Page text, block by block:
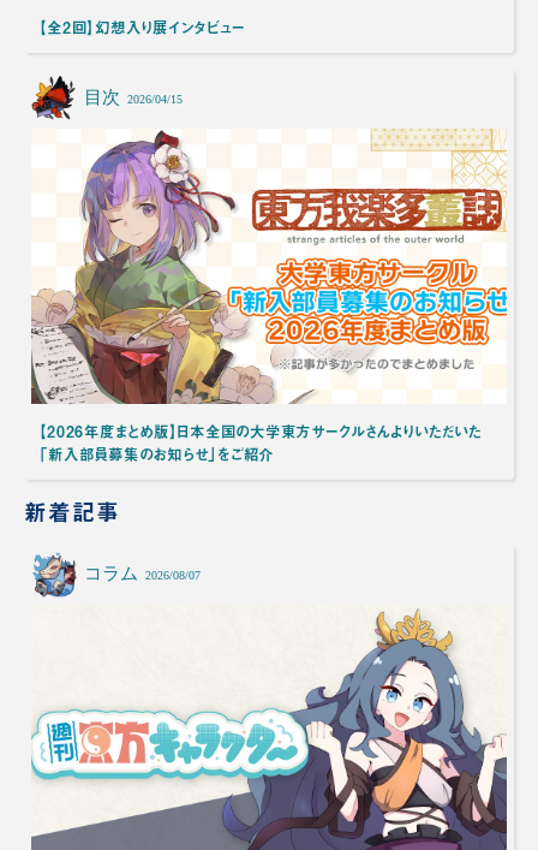
【全2回】幻想入り展インタビュー
目次 2026/04/15
【2026年度まとめ版】日本全国の大学東方サークルさんよりいただいた
「新入部員募集のお知らせ」をご紹介
新着記事
コラム 2026/08/07